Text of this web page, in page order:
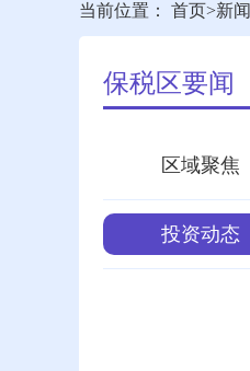
当前位置： 首页>新闻
保税区要闻
区域聚焦
投资动态